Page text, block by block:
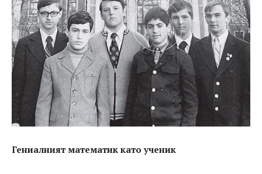
Гениалният математик като ученик